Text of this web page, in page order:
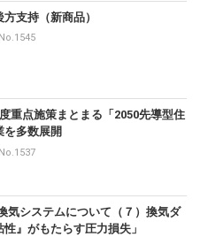
支持（新商品）
No.1545
重点施策まとまる「2050先導型住
を多数展開
No.1537
気システムについて（７）換気ダ
』がもたらす圧力損失」